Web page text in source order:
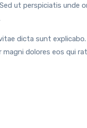
ut perspiciatis unde
dicta sunt
dolores eos qui